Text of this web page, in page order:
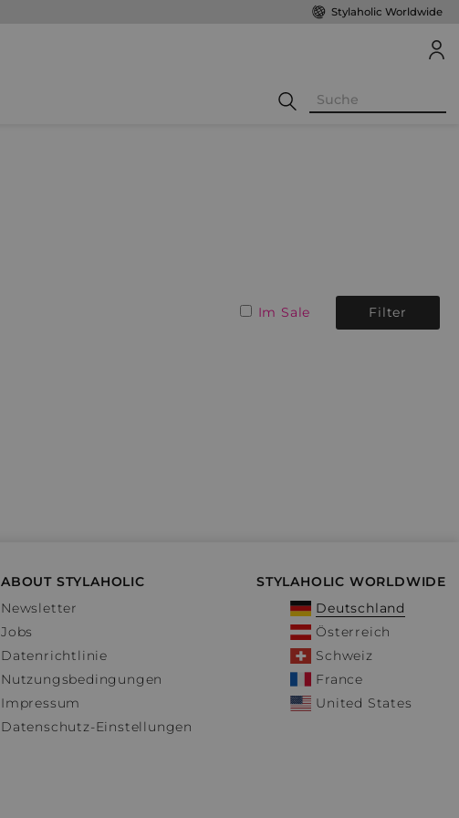
Stylaholic Worldwide
Im Sale Filter
ABOUT STYLAHOLIC
Newsletter
Jobs
Datenrichtlinie
Nutzungsbedingungen
Impressum
Datenschutz-Einstellungen
STYLAHOLIC WORLDWIDE
Deutschland
Österreich
Schweiz
France
United States